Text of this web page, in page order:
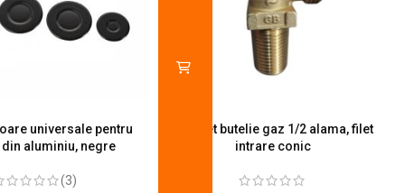
universale pentru
aluminiu, negre
(3)
Robinet butelie gaz 1/2 alama, filet
intrare conic